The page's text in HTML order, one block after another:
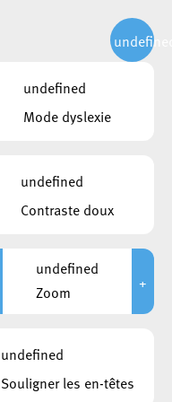
undefined
Mode dyslexie
undefined
Contraste doux
undefined
Zoom
+
undefined
Souligner les en-têtes